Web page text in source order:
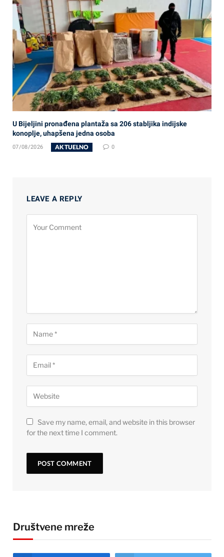
U Bijeljini pronađena plantaža sa 206 stabljika indijske
konoplje, uhapšena jedna osoba
07/08/2026 AKTUELNO 0
LEAVE A REPLY
Save my name, email, and website in this browser
for the next time I comment.
Društvene mreže